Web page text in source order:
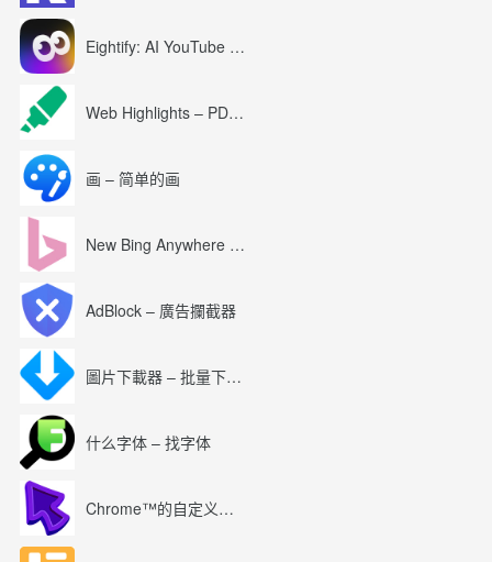
Eightify: AI YouTube Summary with ChatGPT
Web Highlights – PDF & Web Highlighter
画 – 简单的画
New Bing Anywhere (Bing Chat GPT-4)
AdBlock – 廣告攔截器
圖片下載器 – 批量下載圖片
什么字体 – 找字体
Chrome™的自定义光标